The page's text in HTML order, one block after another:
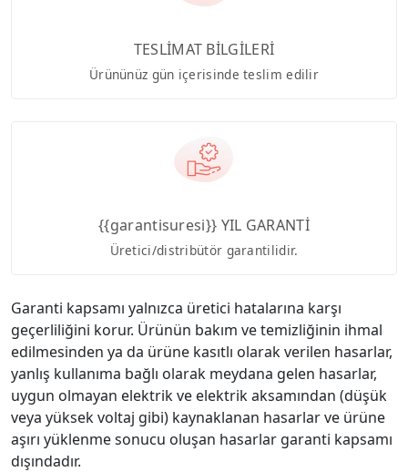
TESLİMAT BİLGİLERİ
Ürününüz gün içerisinde teslim edilir
{{garantisuresi}} YIL GARANTİ
Üretici/distribütör garantilidir.
Garanti kapsamı yalnızca üretici hatalarına karşı
geçerliliğini korur. Ürünün bakım ve temizliğinin ihmal
edilmesinden ya da ürüne kasıtlı olarak verilen hasarlar,
yanlış kullanıma bağlı olarak meydana gelen hasarlar,
uygun olmayan elektrik ve elektrik aksamından (düşük
veya yüksek voltaj gibi) kaynaklanan hasarlar ve ürüne
aşırı yüklenme sonucu oluşan hasarlar garanti kapsamı
dışındadır.